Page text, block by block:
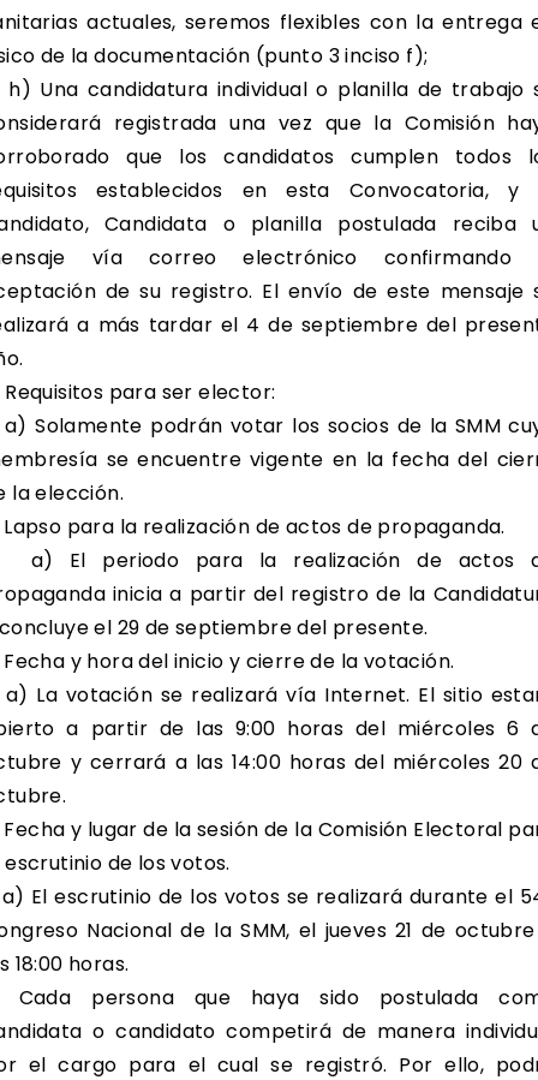
actuales, seremos flexibles con la entrega
de la documentación (punto 3 inciso f);
Una candidatura individual o planilla de trabajo
registrada una vez que la Comisión
que los candidatos cumplen todos
establecidos en esta Convocatoria, y
Candidata o planilla postulada reciba
vía correo electrónico confirmando
de su registro. El envío de este mensaje
a más tardar el 4 de septiembre del
Requisitos para ser elector:
Solamente podrán votar los socios de la SMM
se encuentre vigente en la fecha del
la elección.
Lapso para la realización de actos de propaganda.
El periodo para la realización de actos
inicia a partir del registro de la
el 29 de septiembre del presente.
Fecha y hora del inicio y cierre de la votación.
La votación se realizará vía Internet. El sitio
a partir de las 9:00 horas del miércoles 6
y cerrará a las 14:00 horas del miércoles 20
Fecha y lugar de la sesión de la Comisión Electoral
escrutinio de los votos.
El escrutinio de los votos se realizará durante el
Nacional de la SMM, el jueves 21 de
18:00 horas.
Cada persona que haya sido postulada
o candidato competirá de manera
el cargo para el cual se registró. Por ello,